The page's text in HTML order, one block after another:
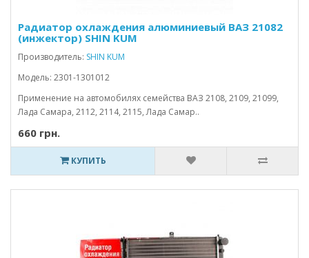
Радиатор охлаждения алюминиевый ВАЗ 21082
(инжектор) SHIN KUM
Производитель: SHIN KUM
Модель: 2301-1301012
Применение на автомобилях семейства ВАЗ 2108, 2109, 21099,
Лада Самара, 2112, 2114, 2115, Лада Самар..
660 грн.
КУПИТЬ